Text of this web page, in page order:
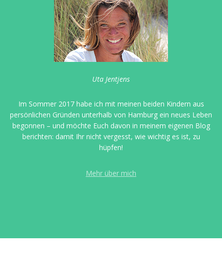
Uta Jentjens
Im Sommer 2017 habe ich mit meinen beiden Kindern aus
persönlichen Gründen unterhalb von Hamburg ein neues Leben
begonnen – und möchte Euch davon in meinem eigenen Blog
berichten: damit Ihr nicht vergesst, wie wichtig es ist, zu
hüpfen!
Mehr über mich